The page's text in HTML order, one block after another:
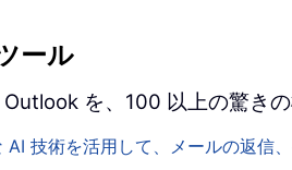
ール
を、100 以上の驚き
AI 技術を活用して、メールの返信